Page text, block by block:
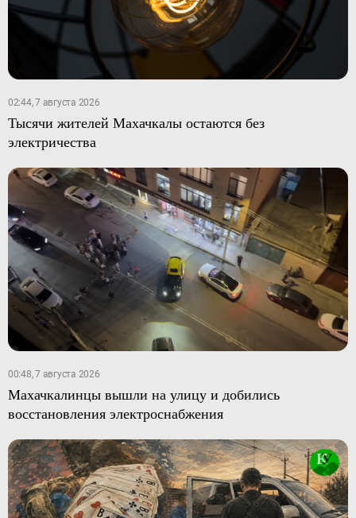
02:44, 7 августа 2026
Тысячи жителей Махачкалы остаются без
электричества
00:48, 7 августа 2026
Махачкалинцы вышли на улицу и добились
восстановления электроснабжения